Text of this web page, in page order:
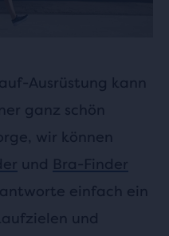
Ausrüstung kann
ganz schön
wir können
und Bra-Finder
einfach ein
und